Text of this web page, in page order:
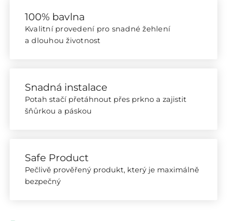
100% bavlna
Kvalitní provedení pro snadné žehlení
a dlouhou životnost
Snadná instalace
Potah stačí přetáhnout přes prkno a zajistit
šňůrkou a páskou
Safe Product
Pečlivě prověřený produkt, který je maximálně
bezpečný